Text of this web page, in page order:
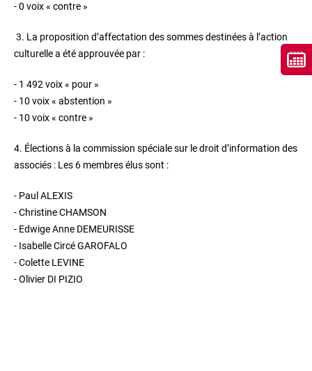
- 0 voix « contre »
3. La proposition d’affectation des sommes destinées à l’action
culturelle a été approuvée par :
- 1 492 voix « pour »
- 10 voix « abstention »
- 10 voix « contre »
4. Élections à la commission spéciale sur le droit d’information des
associés : Les 6 membres élus sont :
- Paul ALEXIS
- Christine CHAMSON
- Edwige Anne DEMEURISSE
- Isabelle Circé GAROFALO
- Colette LEVINE
- Olivier DI PIZIO